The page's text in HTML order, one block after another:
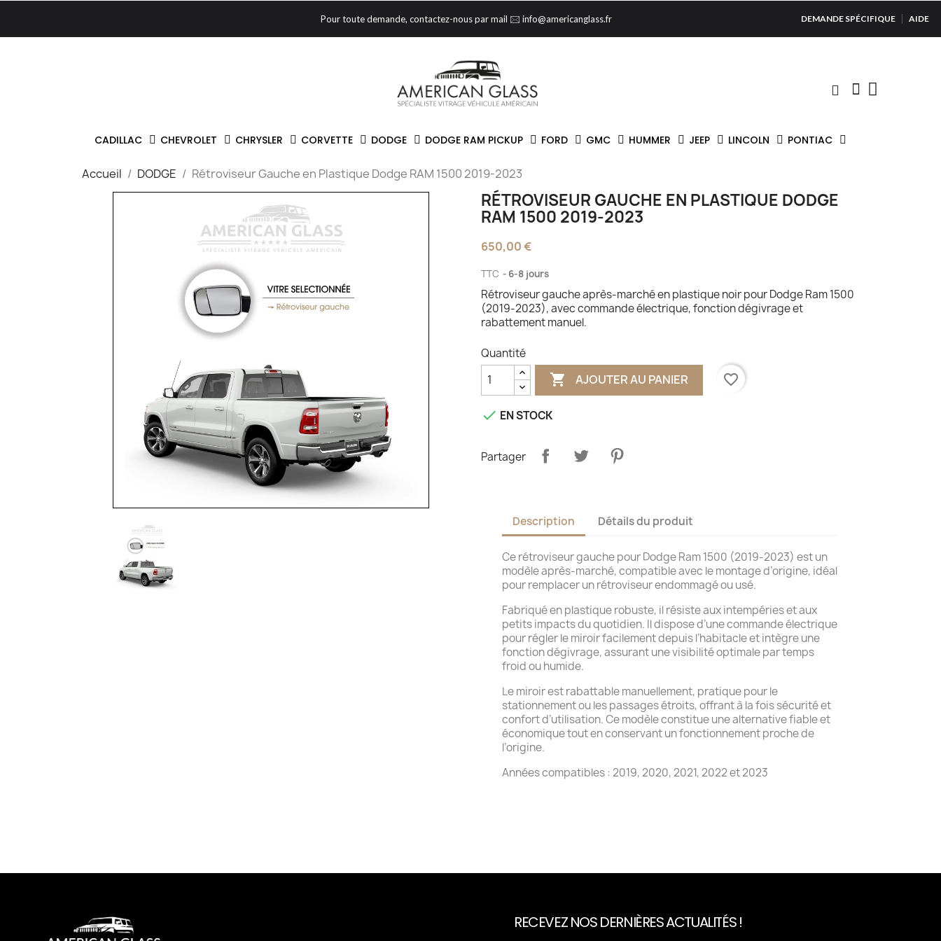
Pour toute demande, contactez-nous par mail 🖂 info@americanglass.fr DEMANDE SPÉCIFIQUE AIDE
CADILLAC CHEVROLET CHRYSLER CORVETTE DODGE DODGE RAM PICKUP FORD GMC HUMMER JEEP LINCOLN PONTIAC
Accueil DODGE Rétroviseur Gauche en Plastique Dodge RAM 1500 2019-2023
RÉTROVISEUR GAUCHE EN PLASTIQUE DODGE
RAM 1500 2019-2023
650,00 €
TTC 6-8 jours
Rétroviseur gauche après-marché en plastique noir pour Dodge Ram 1500
(2019-2023), avec commande électrique, fonction dégivrage et
rabattement manuel.
Quantité
 AJOUTER AU PANIER favorite_border
 EN STOCK
Partager
Description Détails du produit
Ce rétroviseur gauche pour Dodge Ram 1500 (2019-2023) est un
modèle après-marché, compatible avec le montage d’origine, idéal
pour remplacer un rétroviseur endommagé ou usé.
Fabriqué en plastique robuste, il résiste aux intempéries et aux
petits impacts du quotidien. Il dispose d’une commande électrique
pour régler le miroir facilement depuis l’habitacle et intègre une
fonction dégivrage, assurant une visibilité optimale par temps
froid ou humide.
Le miroir est rabattable manuellement, pratique pour le
stationnement ou les passages étroits, offrant à la fois sécurité et
confort d’utilisation. Ce modèle constitue une alternative fiable et
économique tout en conservant un fonctionnement proche de
l’origine.
Années compatibles : 2019, 2020, 2021, 2022 et 2023
RECEVEZ NOS DERNIÈRES ACTUALITÉS !